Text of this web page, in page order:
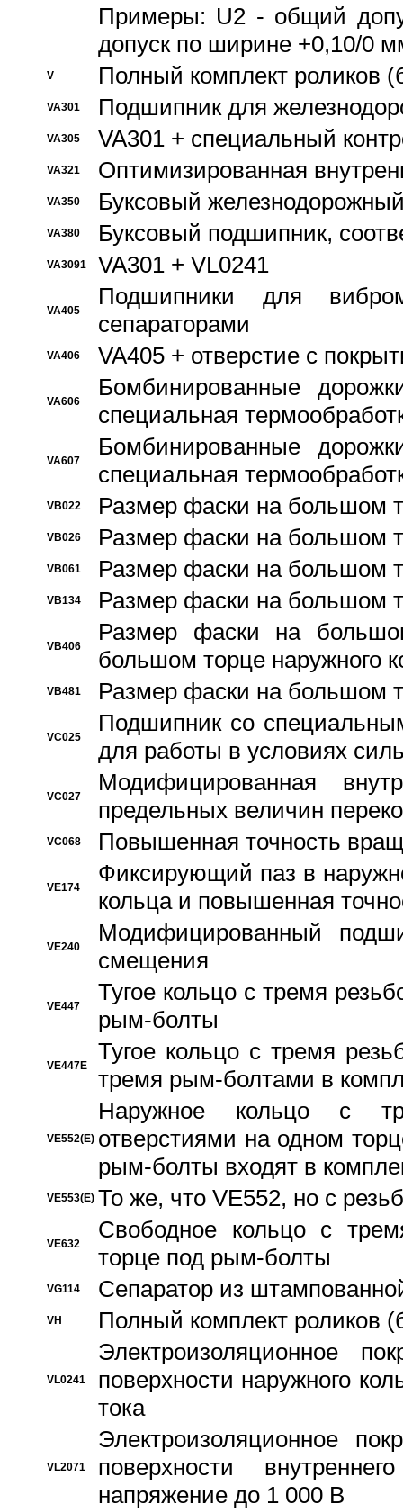
Примеры: U2 - общий
допуск по ширине +0,10/0
V Полный комплект роликов
VA301 Подшипник для
VA305 VA301 + специальный
VA321 Оптимизированная
VA350 Буксовый
VA380 Буксовый подшипник,
VA3091 VA301 + VL0241
VA405
Подшипники для
сепараторами
VA406 VA405 + отверстие с
VA606
Бомбинированные
специальная
VA607
Бомбинированные
специальная
VB022 Размер фаски на большом
VB026 Размер фаски на большом
VB061 Размер фаски на большом
VB134 Размер фаски на большом
VB406
Размер фаски на
большом торце наружного
VB481 Размер фаски на большом
VC025
Подшипник со
для работы в условиях
VC027
Модифицированная
предельных величин
VC068 Повышенная точность
VE174
Фиксирующий паз в
кольца и повышенная
VE240
Модифицированный
смещения
VE447
Тугое кольцо с тремя
рым-болты
VE447E
Тугое кольцо с тремя
тремя рым-болтами в
VE552(E)
Наружное кольцо с
отверстиями на одном
рым-болты входят в
VE553(E) То же, что VE552, но с
VE632
Свободное кольцо с
торце под рым-болты
VG114 Сепаратор из
VH Полный комплект роликов
VL0241
Электроизоляционное
поверхности наружного
тока
VL2071
Электроизоляционное
поверхности
напряжение до 1 000 В